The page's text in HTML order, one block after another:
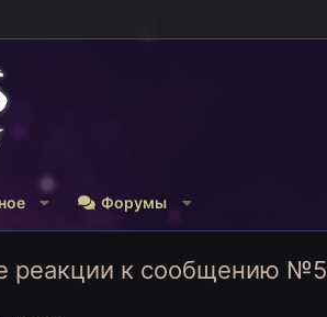
Форумы
реакции к сообщению №5